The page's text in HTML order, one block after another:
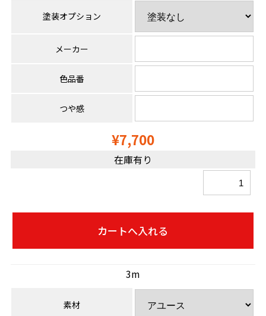
塗装オプション
メーカー
色品番
つや感
¥7,700
在庫有り
3m
素材